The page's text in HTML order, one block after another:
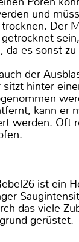
und
Der
da es sonst zu
der
hinter
kann er
werden. Oft
ist ein
das viele
gerüstet.